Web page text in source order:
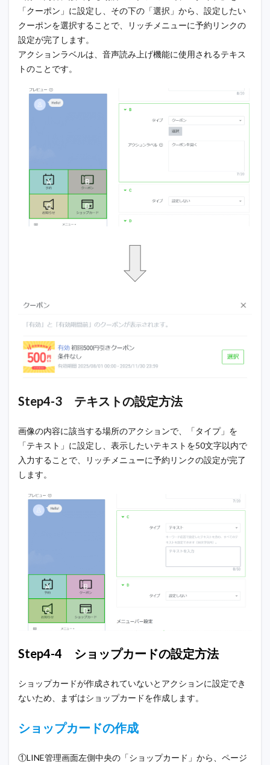
「クーポン」に設定し、その下の「選択」から、設定したい
クーポンを選択することで、リッチメニューに予約リンクの
設定が完了します。
アクションラベルは、音声読み上げ機能に使用されるテキス
トのことです。
Step4-3 テキストの設定方法
画像の内容に該当する場所のアクションで、「タイプ」を
「テキスト」に設定し、表示したいテキストを50文字以内で
入力することで、リッチメニューに予約リンクの設定が完了
します。
Step4-4 ショップカードの設定方法
ショップカードが作成されていないとアクションに設定でき
ないため、まずはショップカードを作成します。
ショップカードの作成
①LINE管理画面左側中央の「ショップカード」から、ページ